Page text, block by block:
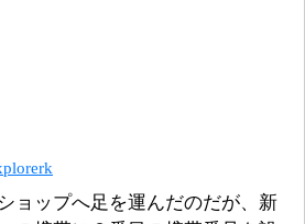
ョップへ足を運んだのだが、新